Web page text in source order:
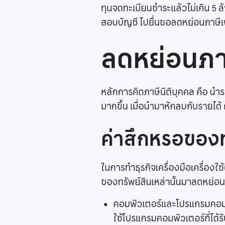
ทุนจดทะเบียนชำระแล้วไม่เกิน 5
สอบบัญชี ไปยื่นขอลดหย่อนภาษีเ
ลดหย่อนภ
หลักการคิดภาษีนิติบุคคล คือ นำร
มากขึ้น เมื่อนำมาหักลบกับรายไ
ค่าสึกหรอขอ
ในการทำธุรกิจเครื่องมือเครื่อง
ของทรัพย์สินเหล่านั้นมาลดหย่อ
คอมพิวเตอร์และโปรแกรมค
ใช้โปรแกรมคอมพิวเตอร์ที่ได้